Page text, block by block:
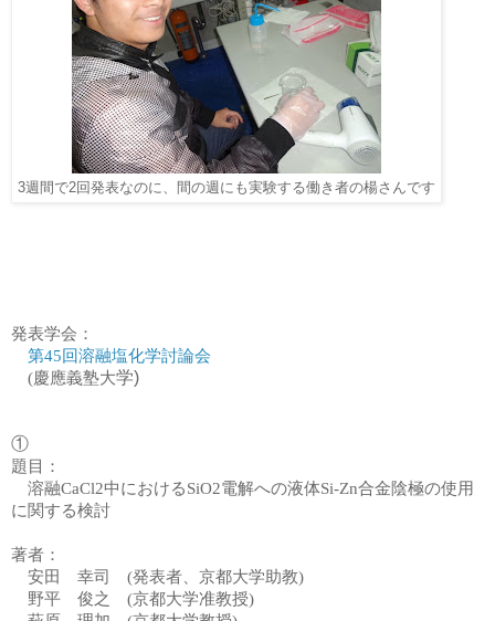
3週間で2回発表なのに、間の週にも実験する働き者の楊さんです
発表学会：
第45回溶融塩化学討論会
(慶應義塾大学)
①
題目：
溶融CaCl2中におけるSiO2電解への液体Si-Zn合金陰極の使用
に関する検討
著者：
安田 幸司 (発表者、 京都大学助教)
野平 俊之 (京都大学准教授)